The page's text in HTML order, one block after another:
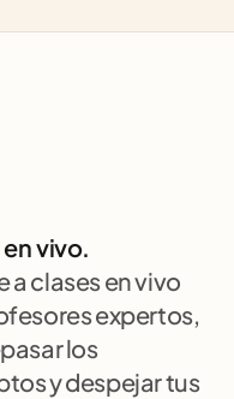
vivo.
a clases en vivo
expertos,
los
y despejar tus